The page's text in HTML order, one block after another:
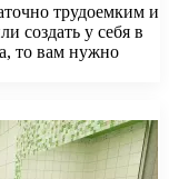
трудоемким и
создать у себя в
то вам нужно